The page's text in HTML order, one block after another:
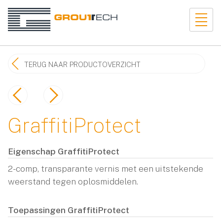
TERUG NAAR PRODUCTOVERZICHT
GraffitiProtect
Eigenschap GraffitiProtect
2-comp, transparante vernis met een uitstekende
weerstand tegen oplosmiddelen.
Toepassingen GraffitiProtect